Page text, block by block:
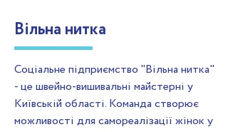
Вільна нитка
Соціальне підприємство "Вільна нитка"
- це швейно-вишивальні майстерні у
Київській області. Команда створює
можливості для самореалізації жінок у